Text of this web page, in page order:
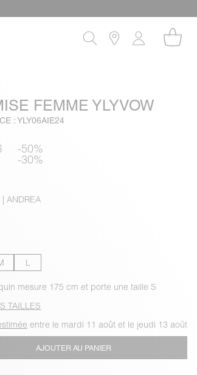
FEMME YLYVOW
: YLY06AIE24
-50%
-30%
| ANDREA
L
mesure 175 cm et porte une taille S
TAILLES
entre le mardi 11 août et le jeudi 13 août
AJOUTER AU PANIER